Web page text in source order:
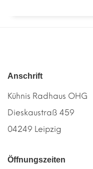
Anschrift
Kühnis Radhaus OHG
Dieskaustraß 459
04249 Leipzig
Öffnungszeiten